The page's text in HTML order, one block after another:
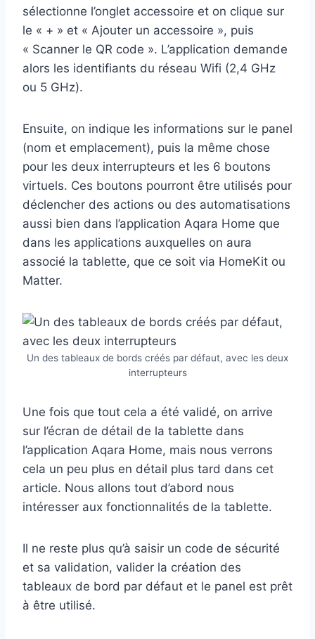
sélectionne l’onglet accessoire et on clique sur
le « + » et « Ajouter un accessoire », puis
« Scanner le QR code ». L’application demande
alors les identifiants du réseau Wifi (2,4 GHz
ou 5 GHz).
Ensuite, on indique les informations sur le panel
(nom et emplacement), puis la même chose
pour les deux interrupteurs et les 6 boutons
virtuels. Ces boutons pourront être utilisés pour
déclencher des actions ou des automatisations
aussi bien dans l’application Aqara Home que
dans les applications auxquelles on aura
associé la tablette, que ce soit via HomeKit ou
Matter.
Un des tableaux de bords créés par défaut, avec les deux
interrupteurs
Une fois que tout cela a été validé, on arrive
sur l’écran de détail de la tablette dans
l’application Aqara Home, mais nous verrons
cela un peu plus en détail plus tard dans cet
article. Nous allons tout d’abord nous
intéresser aux fonctionnalités de la tablette.
Il ne reste plus qu’à saisir un code de sécurité
et sa validation, valider la création des
tableaux de bord par défaut et le panel est prêt
à être utilisé.